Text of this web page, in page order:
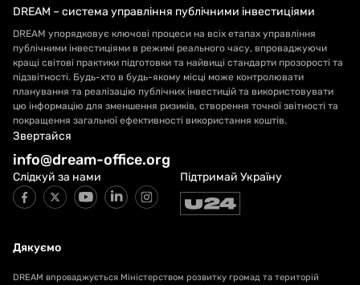
DREAM – система управління публічними інвестиціями
DREAM упорядковує ключові процеси на всіх етапах управління
публічними інвестиціями в режимі реального часу, впроваджуючи
кращі світові практики підготовки та найвищі стандарти прозорості та
підзвітності. Будь-хто в будь-якому місці може контролювати
планування та реалізацію публічних інвестицій та використовувати
цю інформацію для зменшення ризиків, створення точної звітності та
покращення загальної ефективності використання коштів.
Звертайся
info@dream-office.org
Слідкуй за нами Підтримай Україну
Дякуємо
DREAM впроваджується Міністерством розвитку громад та територій